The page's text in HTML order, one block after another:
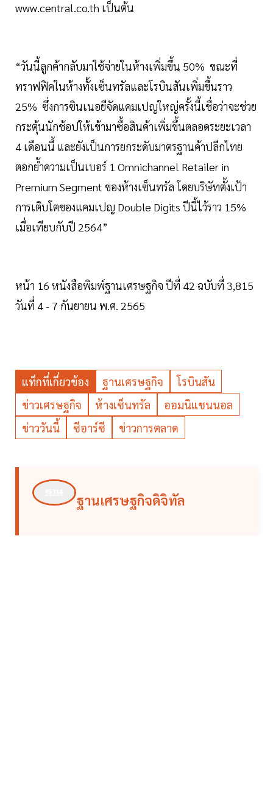
www.central.co.th เป็นต้น
“วันนี้ลูกค้ากลับมาใช้จ่ายในห้างเพิ่มขึ้น 50% ขณะที่
ทราฟฟิคในห้างทั้งเซ็นทรัลและโรบินสันเพิ่มขึ้นราว
25% ซึ่งการซินเนอยีจัดแคมเปญใหญ่ครั้งนี้เชื่อว่าจะช่วย
กระตุ้นนักช้อปให้เข้ามาซื้อสินค้าเพิ่มขึ้นตลอดระยะเวลา
4 เดือนนี้ และยังเป็นการยกระดับมาตรฐานค้าปลีกไทย
ตอกย้ำความเป็นเบอร์ 1 Omnichannel Retailer in
Premium Segment ของห้างเซ็นทรัล โดยบริษัทตั้งเป้า
การเติบโตของแคมเปญ Double Digits ปีนี้ไว้ราว 15%
เมื่อเทียบกับปี 2564”
หน้า 16 หนังสือพิมพ์ฐานเศรษฐกิจ ปีที่ 42 ฉบับที่ 3,815
วันที่ 4 - 7 กันยายน พ.ศ. 2565
แท็กที่เกี่ยวข้อง ฐานเศรษฐกิจ
โรบินสัน
ข่าวเศรษฐกิจ
ห้างเซ็นทรัล
ออมนิแชนนอล
ข่าววันนี้
ซีอาร์ซี ข่าวการตลาด
ฐานเศรษฐกิจดิจิทัล